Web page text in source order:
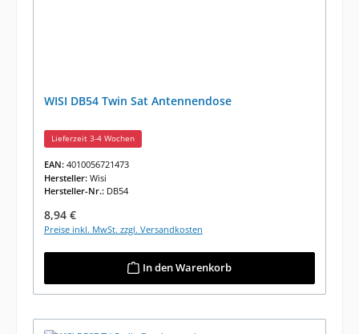
WISI DB54 Twin Sat Antennendose
Lieferzeit 3-4 Wochen
EAN: 4010056721473
Hersteller: Wisi
Hersteller-Nr.: DB54
Regulärer Preis:
8,94 €
Preise inkl. MwSt. zzgl. Versandkosten
In den Warenkorb